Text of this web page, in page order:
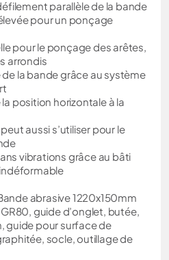
parallèle de la bande
pour un ponçage
pour le ponçage des arêtes,
arrondis
la bande grâce au système
position horizontale à la
aussi s’utiliser pour le
vibrations grâce au bâti
abrasive 1220x150mm
guide d’onglet, butée,
guide pour surface de
socle, outillage de